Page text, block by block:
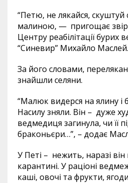
“Петю, не лякайся, скуштуй
малиною, — пригощає
Центру реабілітації бурих
“Синевир” Михайло Маслей.
За його словами,
знайшли селяни.
“Малюк видерся на ялину і
Насилу зняли. Він – дуже
ведмедиця загинула, чи її
браконьєри…”, – додає
У Петі – нежить, наразі
карантині. У раціоні
каші, овочі та фрукти,